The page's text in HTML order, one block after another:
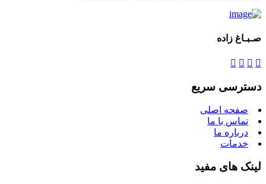
صـبـاغ زاده
دسترسی سریع
صفحه اصلی
تماس با ما
درباره ما
خدمات
لینک های مفید